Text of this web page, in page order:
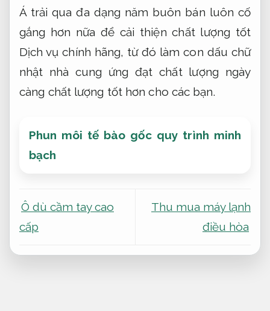
Á trải qua đa dạng năm buôn bán luôn cố
gắng hơn nữa để cải thiện chất lượng tốt
Dịch vụ chính hãng, từ đó làm con dấu chữ
nhật nhà cung ứng đạt chất lượng ngày
càng chất lượng tốt hơn cho các bạn.
Phun môi tế bào gốc quy trình minh
bạch
Ô dù cầm tay cao
cấp
Thu mua máy lạnh
điều hòa